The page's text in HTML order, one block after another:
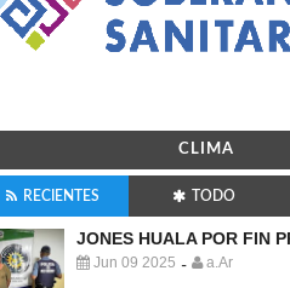
CLIMA
RECIENTES TODO
JONES HUALA POR FIN
Jun 09 2025 - a.Ar